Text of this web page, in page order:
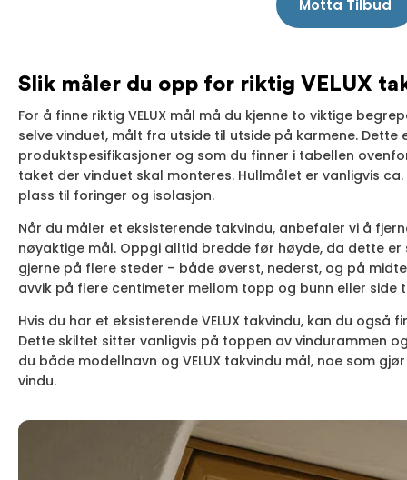
Motta Tilbud
Slik måler du opp for riktig VELUX
For å finne riktig VELUX mål må du kjenne to viktige
selve vinduet, målt fra utside til utside på karmene. Dette
produktspesifikasjoner og som du finner i tabellen
taket der vinduet skal monteres. Hullmålet er vanligvis
plass til foringer og isolasjon.
Når du måler et eksisterende takvindu, anbefaler vi å
nøyaktige mål. Oppgi alltid bredde før høyde, da dette er
gjerne på flere steder – både øverst, nederst, og på
avvik på flere centimeter mellom topp og bunn eller side
Hvis du har et eksisterende VELUX takvindu, kan du
Dette skiltet sitter vanligvis på toppen av vindurammen
du både modellnavn og VELUX takvindu mål, noe som
vindu.